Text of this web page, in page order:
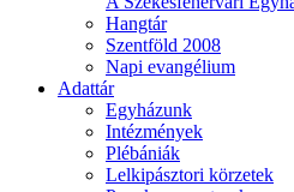
Hangtár
Szentföld 2008
Napi evangélium
Adattár
Egyházunk
Intézmények
Plébániák
Lelkipásztori körzetek